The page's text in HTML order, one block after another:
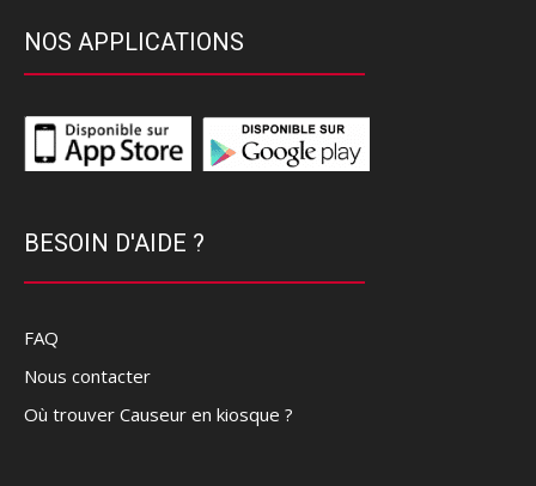
NOS APPLICATIONS
BESOIN D'AIDE ?
FAQ
Nous contacter
Où trouver Causeur en kiosque ?